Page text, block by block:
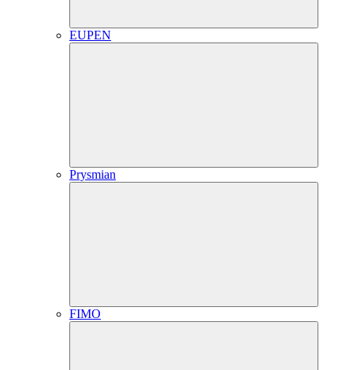
EUPEN
Prysmian
FIMO